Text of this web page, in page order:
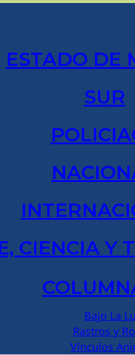
ESTADO DE
SUR
CIENCIA Y
Bajo La
Rastros y
Vínculos